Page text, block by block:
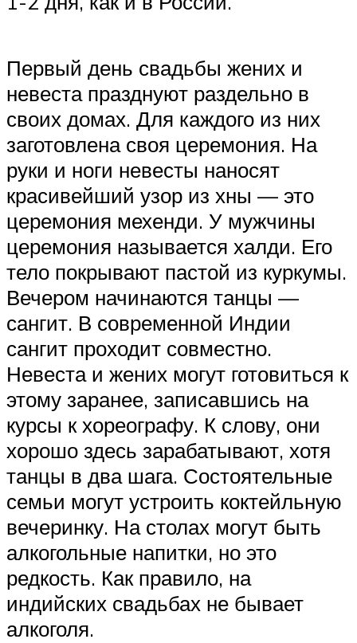
Первый день свадьбы жених и
невеста празднуют раздельно в
своих домах. Для каждого из них
заготовлена своя церемония. На
руки и ноги невесты наносят
красивейший узор из хны — это
церемония мехенди. У мужчины
церемония называется халди. Его
тело покрывают пастой из куркумы.
Вечером начинаются танцы —
сангит. В современной Индии
сангит проходит совместно.
Невеста и жених могут готовиться к
этому заранее, записавшись на
курсы к хореографу. К слову, они
хорошо здесь зарабатывают, хотя
танцы в два шага. Состоятельные
семьи могут устроить коктейльную
вечеринку. На столах могут быть
алкогольные напитки, но это
редкость. Как правило, на
индийских свадьбах не бывает
алкоголя.